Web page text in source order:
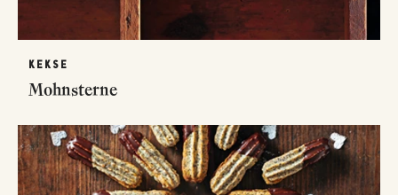
KEKSE
Mohnsterne